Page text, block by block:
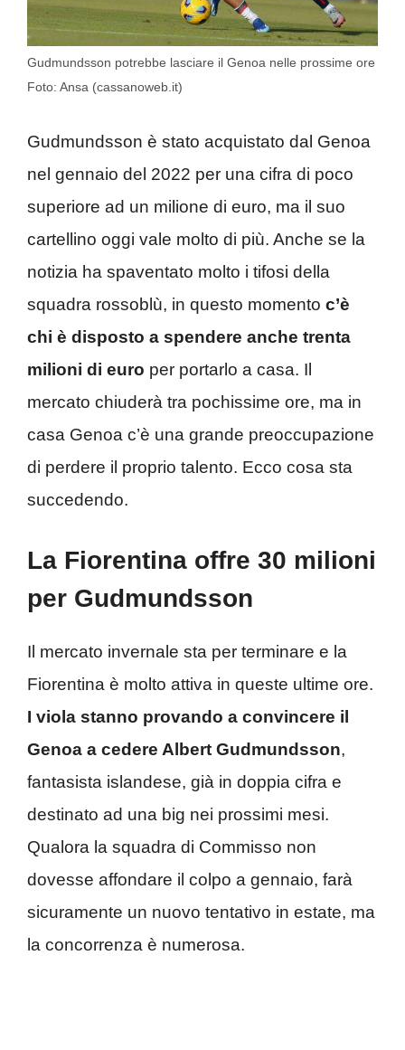
Gudmundsson potrebbe lasciare il Genoa nelle prossime ore
Foto: Ansa (cassanoweb.it)
Gudmundsson è stato acquistato dal Genoa
nel gennaio del 2022 per una cifra di poco
superiore ad un milione di euro, ma il suo
cartellino oggi vale molto di più. Anche se la
notizia ha spaventato molto i tifosi della
squadra rossoblù, in questo momento c’è
chi è disposto a spendere anche trenta
milioni di euro per portarlo a casa. Il
mercato chiuderà tra pochissime ore, ma in
casa Genoa c’è una grande preoccupazione
di perdere il proprio talento. Ecco cosa sta
succedendo.
La Fiorentina offre 30 milioni
per Gudmundsson
Il mercato invernale sta per terminare e la
Fiorentina è molto attiva in queste ultime ore.
I viola stanno provando a convincere il
Genoa a cedere Albert Gudmundsson,
fantasista islandese, già in doppia cifra e
destinato ad una big nei prossimi mesi.
Qualora la squadra di Commisso non
dovesse affondare il colpo a gennaio, farà
sicuramente un nuovo tentativo in estate, ma
la concorrenza è numerosa.